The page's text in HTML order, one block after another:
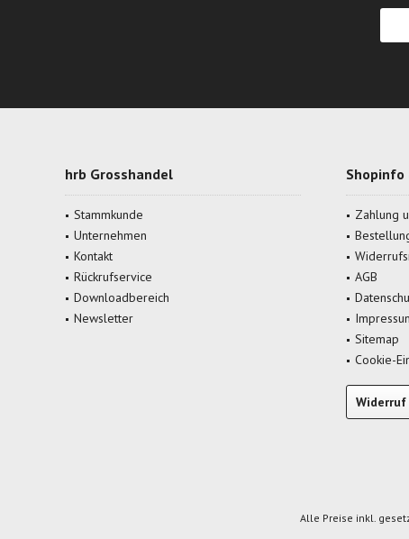
hrb Grosshandel
Stammkunde
Unternehmen
Kontakt
Rückrufservice
Downloadbereich
Newsletter
Shopinfo
Zahlung
AGB
Sitemap
Cookie-
Alle Preise inkl.